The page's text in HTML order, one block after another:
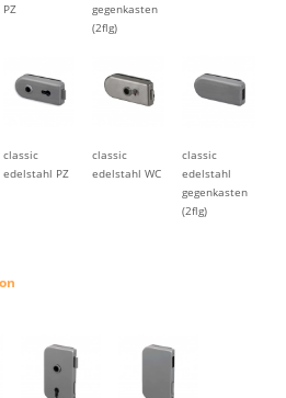
PZ
gegenkasten
(2flg)
classic
edelstahl PZ
classic
edelstahl WC
classic
edelstahl
gegenkasten
(2flg)